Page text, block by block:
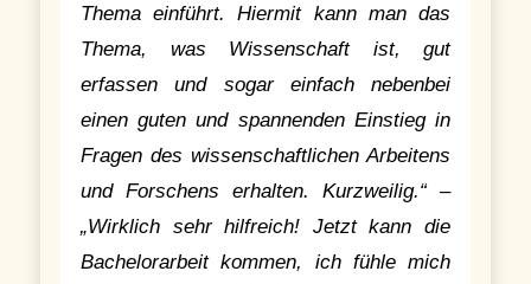
Thema einführt. Hiermit kann man das
Thema, was Wissenschaft ist, gut
erfassen und sogar einfach nebenbei
einen guten und spannenden Einstieg in
Fragen des wissenschaftlichen Arbeitens
und Forschens erhalten. Kurzweilig.“ –
„Wirklich sehr hilfreich! Jetzt kann die
Bachelorarbeit kommen, ich fühle mich